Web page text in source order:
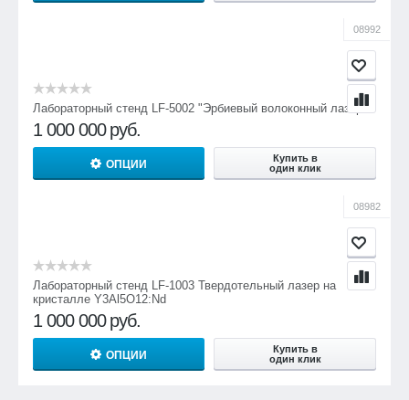
08992
Лабораторный стенд LF-5002 "Эрбиевый волоконный лазер"
1 000 000 руб.
ОПЦИИ
Купить в
один клик
08982
Лабораторный стенд LF-1003 Твердотельный лазер на
кристалле Y3Al5O12:Nd
1 000 000 руб.
ОПЦИИ
Купить в
один клик